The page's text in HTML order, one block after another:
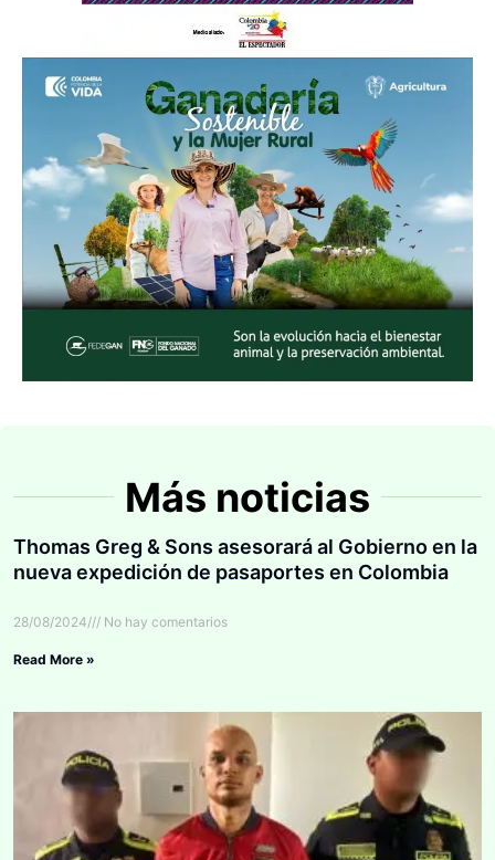
Más noticias
Thomas Greg & Sons asesorará al Gobierno en la
nueva expedición de pasaportes en Colombia
28/08/2024 No hay comentarios
Read More »